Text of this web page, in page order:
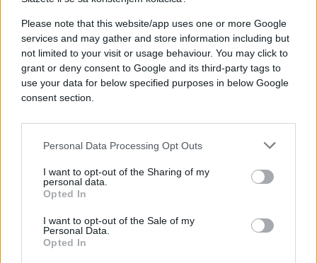
Please note that this website/app uses one or more Google
services and may gather and store information including but
not limited to your visit or usage behaviour. You may click to
grant or deny consent to Google and its third-party tags to
use your data for below specified purposes in below Google
consent section.
Personal Data Processing Opt Outs
I want to opt-out of the Sharing of my
personal data.
Opted In
I want to opt-out of the Sale of my
Personal Data.
Opted In
napada dronovima i projektilima.